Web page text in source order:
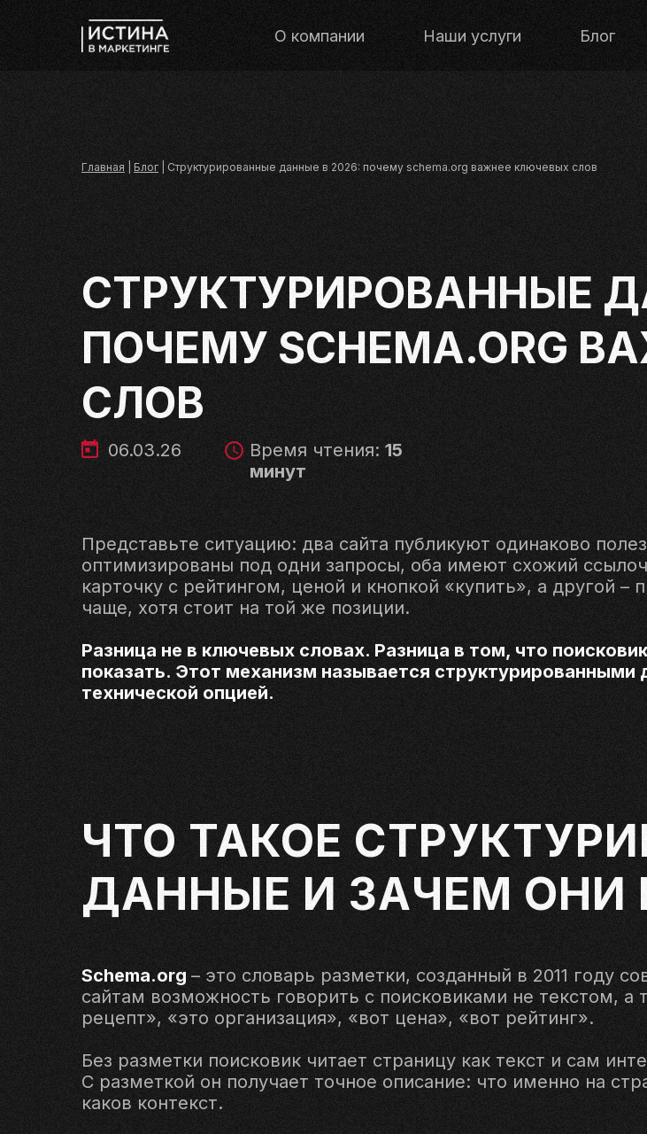
Блог
Наши услуги
О компании
Главная Блог Структурированные данные в 2026: почему schema.org важнее ключевых слов
СТРУКТУРИРОВАННЫЕ
ПОЧЕМУ SCHEMA.ORG
СЛОВ
06.03.26 Время чтения: 15
минут
Представьте ситуацию: два сайта публикуют одинаково
оптимизированы под одни запросы, оба имеют схожий
карточку с рейтингом, ценой и кнопкой «купить», а другой
чаще, хотя стоит на той же позиции.
Разница не в ключевых словах. Разница в том, что
показать. Этот механизм называется
технической опцией.
ЧТО ТАКОЕ
ДАННЫЕ И ЗАЧЕМ
Schema.org – это словарь разметки, созданный в 2011 году
сайтам возможность говорить с поисковиками не текстом,
рецепт», «это организация», «вот цена», «вот рейтинг».
Без разметки поисковик читает страницу как текст и сам
С разметкой он получает точное описание: что именно на
каков контекст.